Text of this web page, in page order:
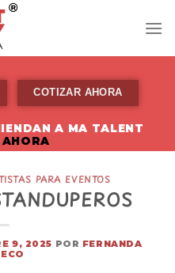
COTIZAR AHORA
A MA TALENT
PARA EVENTOS
9, 2025 POR FERNANDA